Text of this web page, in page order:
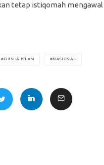
tetap istiqomah mengawal
DUNIA ISLAM NASIONAL